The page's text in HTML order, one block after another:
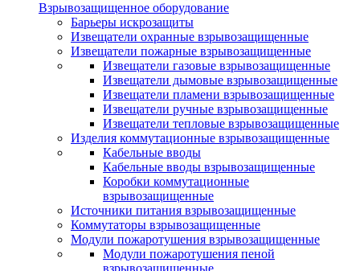
Взрывозащищенное оборудование
Барьеры искрозащиты
Извещатели охранные взрывозащищенные
Извещатели пожарные взрывозащищенные
Извещатели газовые взрывозащищенные
Извещатели дымовые взрывозащищенные
Извещатели пламени взрывозащищенные
Извещатели ручные взрывозащищенные
Извещатели тепловые взрывозащищенные
Изделия коммутационные взрывозащищенные
Кабельные вводы
Кабельные вводы взрывозащищенные
Коробки коммутационные
взрывозащищенные
Источники питания взрывозащищенные
Коммутаторы взрывозащищенные
Модули пожаротушения взрывозащищенные
Модули пожаротушения пеной
взрывозащищенные